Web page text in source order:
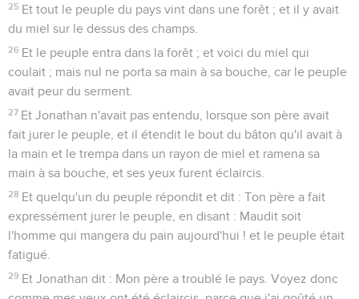
25 Et tout le peuple du pays vint dans une forêt ; et il y avait
du miel sur le dessus des champs.
26 Et le peuple entra dans la forêt ; et voici du miel qui
coulait ; mais nul ne porta sa main à sa bouche, car le peuple
avait peur du serment.
27 Et Jonathan n'avait pas entendu, lorsque son père avait
fait jurer le peuple, et il étendit le bout du bâton qu'il avait à
la main et le trempa dans un rayon de miel et ramena sa
main à sa bouche, et ses yeux furent éclaircis.
28 Et quelqu'un du peuple répondit et dit : Ton père a fait
expressément jurer le peuple, en disant : Maudit soit
l'homme qui mangera du pain aujourd'hui ! et le peuple était
fatigué.
29 Et Jonathan dit : Mon père a troublé le pays. Voyez donc